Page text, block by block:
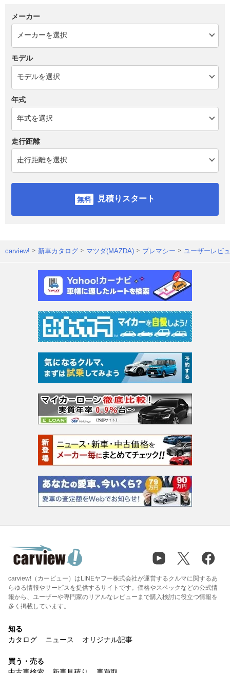
メーカー
モデル
年式
走行距離
見積りスタート
carview! 新車カタログ マツダ(MAZDA) プレマシー ユーザーレビ
carview!（カービュー）はLINEヤフー株式会社が運営するクルマに関するあ
らゆる情報やサービスを提供するサイトです。価格やスペックなどの公式情
報から、ユーザーや専門家のリアルなレビューまで購入検討に役立つ情報を
多く掲載しています。
知る
カタログ
ニュース オリジナル記事
買う・売る